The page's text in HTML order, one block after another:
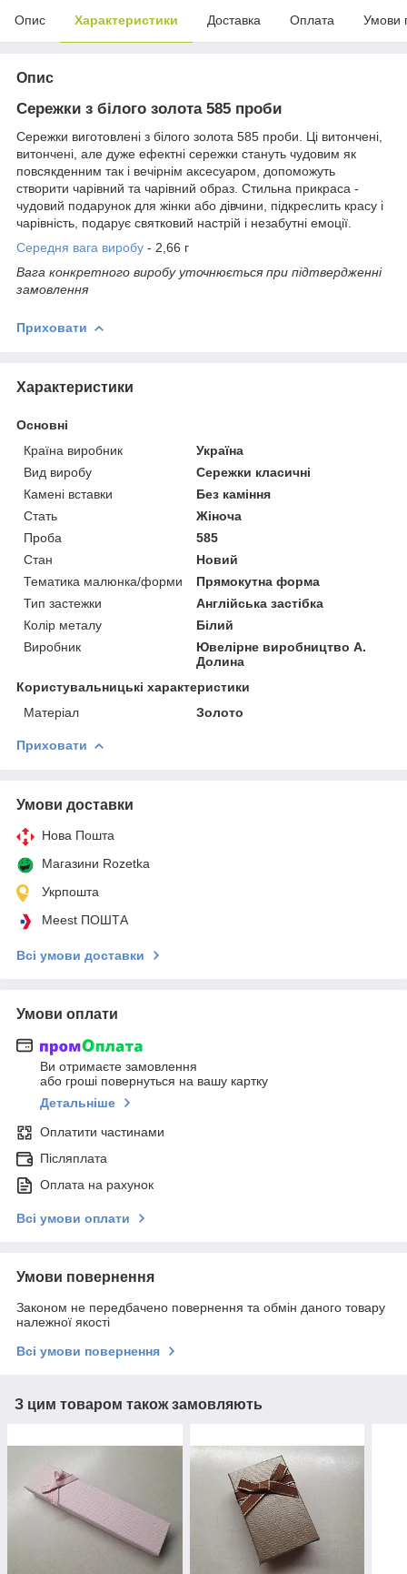
Опис Характеристики Доставка Оплата Умови
Опис
Сережки з білого золота 585 проби
Сережки виготовлені з білого золота 585 проби. Ці витончені,
витончені, але дуже ефектні сережки стануть чудовим як
повсякденним так і вечірнім аксесуаром, допоможуть
створити чарівний та чарівний образ. Стильна прикраса -
чудовий подарунок для жінки або дівчини, підкреслить красу і
чарівність, подарує святковий настрій і незабутні емоції.
Середня вага виробу - 2,66 г
Вага конкретного виробу уточнюється при підтвердженні
замовлення
Приховати
Характеристики
Основні
Країна виробник
Україна
Вид виробу
Сережки класичні
Камені вставки
Без каміння
Стать
Жіноча
Проба
585
Стан
Новий
Тематика малюнка/форми
Прямокутна форма
Тип застежки
Англійська застібка
Колір металу
Білий
Виробник
Ювелірне виробництво А.
Долина
Користувальницькі характеристики
Матеріал
Золото
Приховати
Умови доставки
Нова Пошта
Магазини Rozetka
Укрпошта
Meest ПОШТА
Всі умови доставки
Умови оплати
Ви отримаєте замовлення
або гроші повернуться на вашу картку
Детальніше
Оплатити частинами
Післяплата
Оплата на рахунок
Всі умови оплати
Умови повернення
Законом не передбачено повернення та обмін даного товару
належної якості
Всі умови повернення
З цим товаром також замовляють